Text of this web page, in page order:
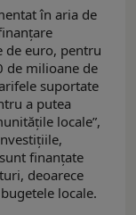
în aria de
de euro, pentru
de milioane de
suportate
a putea
locale”,
finanțate
deoarece
locale.